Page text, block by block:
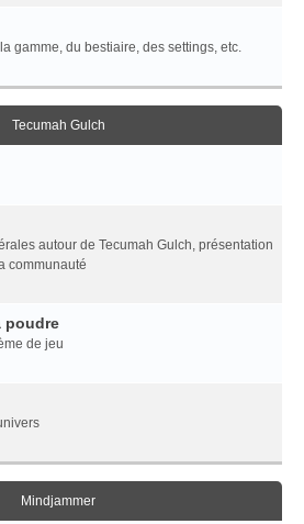
gamme, du bestiaire, des settings, etc.
Tecumah Gulch
autour de Tecumah Gulch, présentation
communauté
poudre
de jeu
Mindjammer